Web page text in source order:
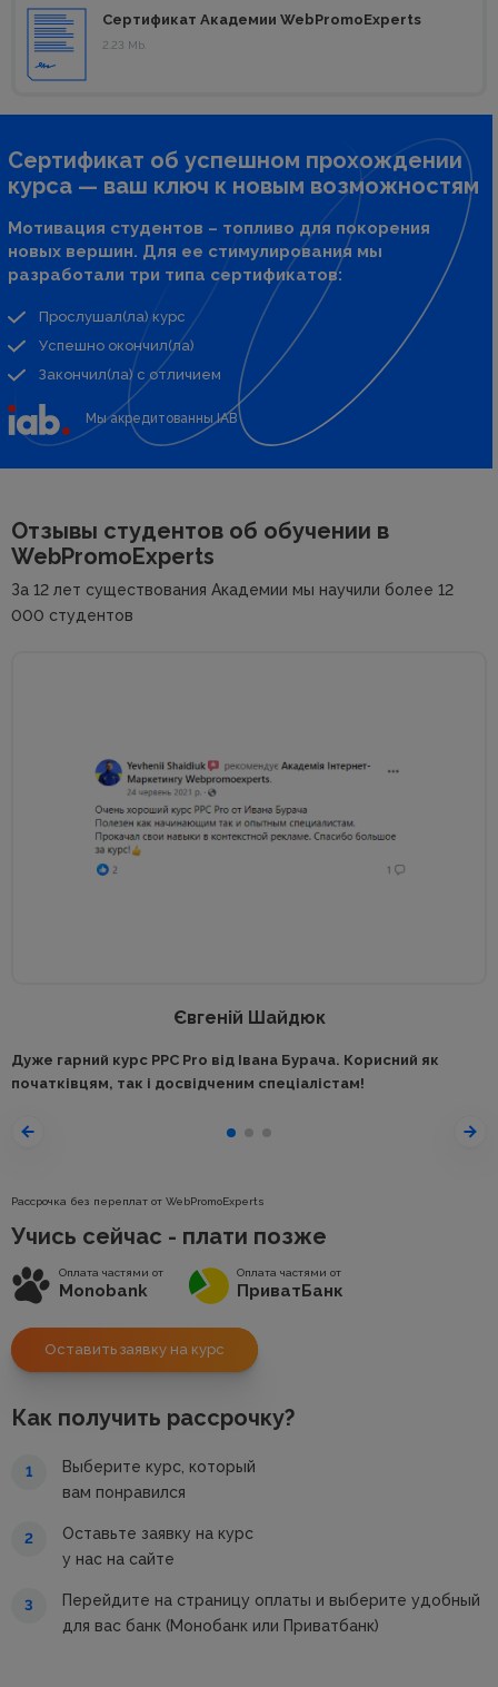
Сертификат Академии WebPromoExperts
2.23 Mb.
Сертификат об успешном прохождении
курса — ваш ключ к новым возможностям
Мотивация студентов – топливо для покорения
новых вершин. Для ее стимулирования мы
разработали три типа сертификатов:
Прослушал(ла) курс
Успешно окончил(ла)
Закончил(ла) с отличием
Мы акредитованны IAB
Отзывы студентов об обучении в
WebPromoExperts
За 12 лет существования Академии мы научили более 12
000 студентов
Євгеній Шайдюк
Дуже гарний курс PPC Pro від Івана Бурача. Корисний як
початківцям, так і досвідченим спеціалістам!
Рассрочка без переплат от WebPromoExperts
Учись сейчас - плати позже
Оплата частями от
Monobank
Оплата частями от
ПриватБанк
Оставить заявку на курс
Как получить рассрочку?
1
Выберите курс, который
вам понравился
2
Оставьте заявку на курс
у нас на сайте
3
Перейдите на страницу оплаты и выберите удобный
для вас банк (Монобанк или Приватбанк)